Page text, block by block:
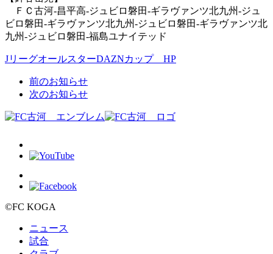
ＦＣ古河-昌平高-ジュビロ磐田-ギラヴァンツ北九州-ジュ
ビロ磐田-ギラヴァンツ北九州-ジュビロ磐田-ギラヴァンツ北
九州-ジュビロ磐田-福島ユナイテッド
JリーグオールスターDAZNカップ HP
前のお知らせ
次のお知らせ
©FC KOGA
ニュース
試合